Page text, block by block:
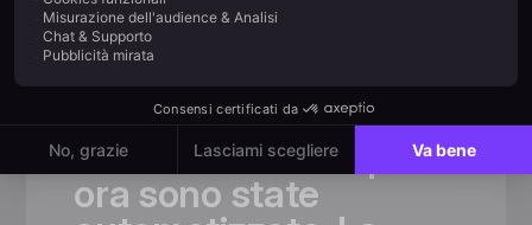
numerodiclienti
semplificato
comunicazione.Molte
attivitàcheprima
richiedevanotempo
ora sono state